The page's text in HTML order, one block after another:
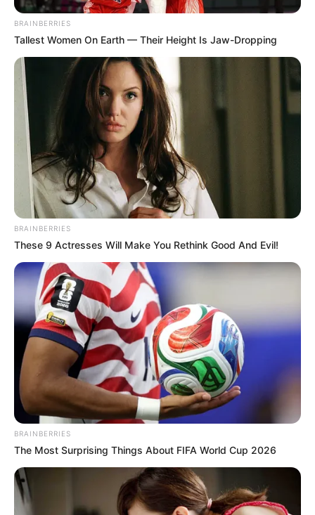
ความเชื่อ ตราสัง มัดตราสัง
นักเขียน
อิสฺวาสุ
เชื่อในสิ่งที่เฮ็ด เฮ็ดในสิ่งที่เชื่อ
เนื้อหาที่ได้รับการโปรโมต
Why this ordinary drink is the secret to feeling your
best every day
BRAINBERRIES
Tallest Women On Earth — Their Height Is Jaw-Dropping
BRAINBERRIES
These 9 Actresses Will Make You Rethink Good And Evil!
BRAINBERRIES
The Most Surprising Things About FIFA World Cup 2026